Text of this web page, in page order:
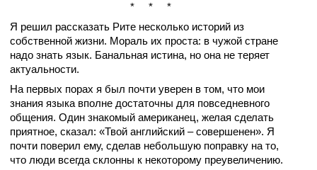
* * *
Я решил рассказать Рите несколько историй из
собственной жизни. Мораль их проста: в чужой стране
надо знать язык. Банальная истина, но она не теряет
актуальности.
На первых порах я был почти уверен в том, что мои
знания языка вполне достаточны для повседневного
общения. Один знакомый американец, желая сделать
приятное, сказал: «Твой английский – совершенен». Я
почти поверил ему, сделав небольшую поправку на то,
что люди всегда склонны к некоторому преувеличению.